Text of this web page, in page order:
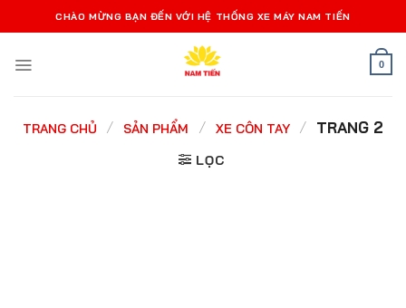
qua
dung
CHÀO MỪNG BẠN ĐẾN VỚI HỆ THỐNG XE MÁY NAM TIẾN
0
TRANG CHỦ / SẢN PHẨM / XE CÔN TAY / TRANG 2
LỌC